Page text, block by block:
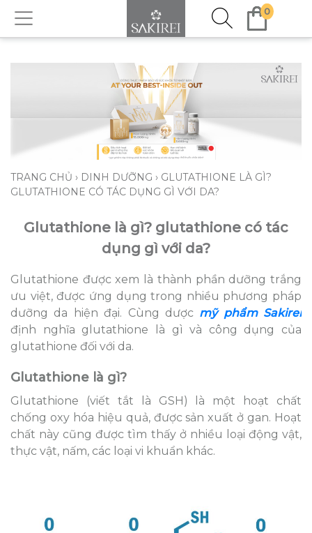
0
TRANG CHỦ › DINH DƯỠNG › GLUTATHIONE LÀ GÌ?
GLUTATHIONE CÓ TÁC DỤNG GÌ VỚI DA?
Glutathione là gì? glutathione có tác
dụng gì với da?
Glutathione được xem là thành phần dưỡng trắng
ưu việt, được ứng dụng trong nhiều phương pháp
dưỡng da hiện đại. Cùng dược mỹ phẩm Sakirei
định nghĩa glutathione là gì và công dụng của
glutathione đối với da.
Glutathione là gì?
Glutathione (viết tắt là GSH) là một hoạt chất
chống oxy hóa hiệu quả, được sản xuất ở gan. Hoạt
chất này cũng được tìm thấy ở nhiều loại động vật,
thực vật, nấm, các loại vi khuẩn khác.